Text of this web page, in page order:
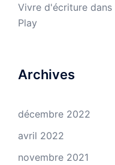
Vivre d'écriture dans
Play
Archives
décembre 2022
avril 2022
novembre 2021